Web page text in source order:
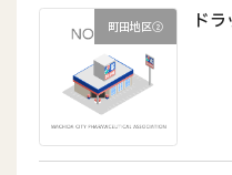
町田地区② ド